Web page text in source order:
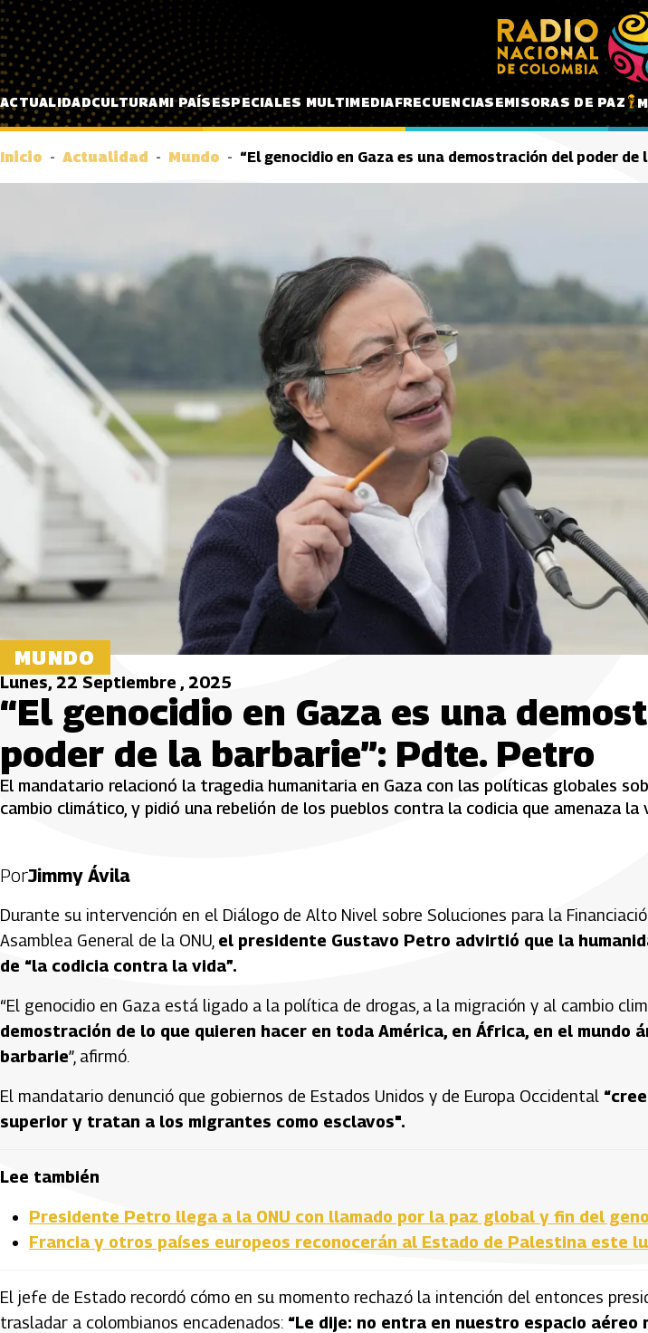
Pasar al contenido principal
ACTUALIDADCULTURAMI PAÍSESPECIALES MULTIMEDIAFRECUENCIASEMISORAS DE PAZ
Inicio Actualidad Mundo “El genocidio en Gaza es una demostración del poder de
MUNDO
Lunes, 22 Septiembre , 2025
“El genocidio en Gaza es una
poder de la barbarie”: Pdte. Petro
El mandatario relacionó la tragedia humanitaria en Gaza con las políticas globales
cambio climático, y pidió una rebelión de los pueblos contra la codicia que amenaza la
PorJimmy Ávila
Durante su intervención en el Diálogo de Alto Nivel sobre Soluciones para la
Asamblea General de la ONU, el presidente Gustavo Petro advirtió que la
de “la codicia contra la vida”.
“El genocidio en Gaza está ligado a la política de drogas, a la migración y al cambio
demostración de lo que quieren hacer en toda América, en África, en el mundo
barbarie”, afirmó.
El mandatario denunció que gobiernos de Estados Unidos y de Europa Occidental
superior y tratan a los migrantes como esclavos".
Lee también
Presidente Petro llega a la ONU con llamado por la paz global y fin del
Francia y otros países europeos reconocerán al Estado de Palestina este
El jefe de Estado recordó cómo en su momento rechazó la intención del entonces
trasladar a colombianos encadenados: “Le dije: no entra en nuestro espacio aéreo